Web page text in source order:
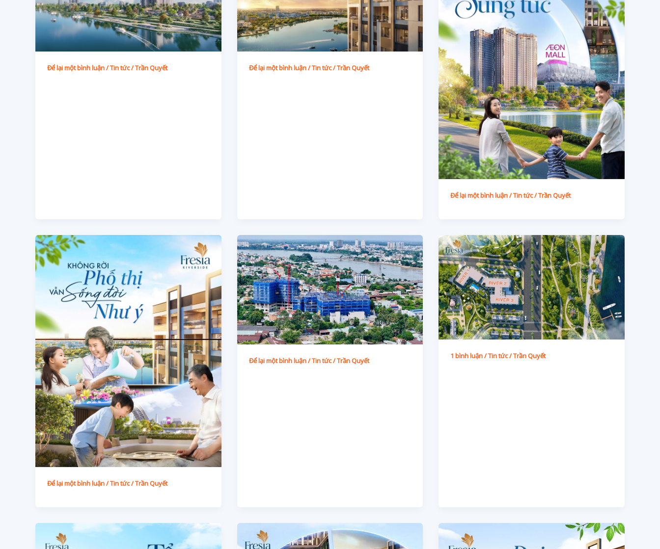
Để lại một bình luận/Tin tức/Trần Quyết Để lại một bình luận/Tin tức/Trần Quyết
Để lại một bình luận/Tin tức/Trần Quyết
Để lại một bình luận/Tin tức/Trần Quyết
Để lại một bình luận/Tin tức/Trần Quyết
1 bình luận/Tin tức/Trần Quyết